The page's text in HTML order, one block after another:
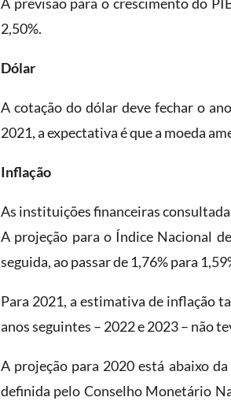
2,50%.
Dólar
A cotação do dólar deve fechar o
2021, a expectativa é que a moeda
Inflação
As instituições financeiras
A projeção para o Índice Nacional
seguida, ao passar de 1,76% para
Para 2021, a estimativa de inflação
anos seguintes – 2022 e 2023 – não
A projeção para 2020 está abaixo
definida pelo Conselho Monetário